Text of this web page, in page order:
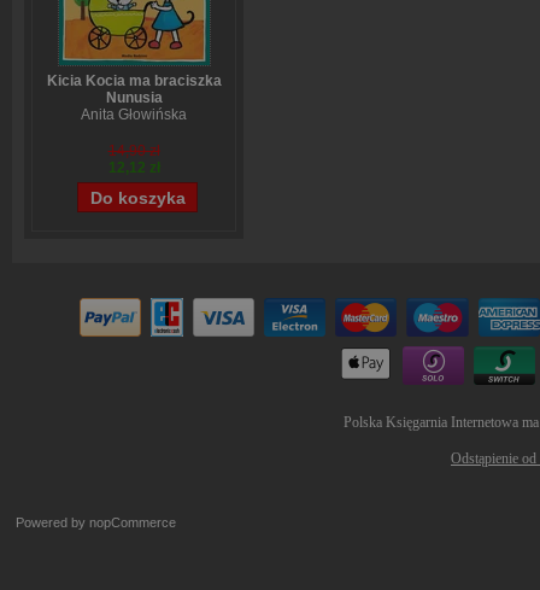
Kicia Kocia ma braciszka
Nunusia
Anita Głowińska
14,90 zł
12,12 zł
Polska Księgarnia Internetowa
Odstąpienie
Powered by nopCommerce